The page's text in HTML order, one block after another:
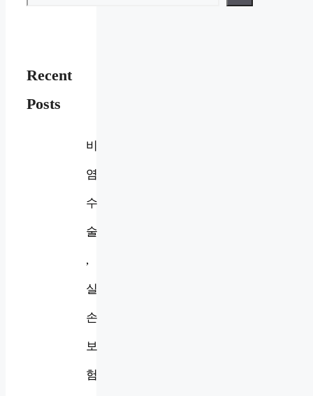
Recent
Posts
비
염
수
술
,
실
손
보
험